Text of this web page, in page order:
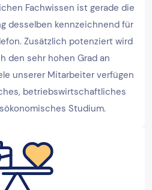
Fachwissen ist gerade die
desselben kennzeichnend für
Zusätzlich potenziert wird
den sehr hohen Grad an
unserer Mitarbeiter verfügen
betriebswirtschaftliches
Studium.